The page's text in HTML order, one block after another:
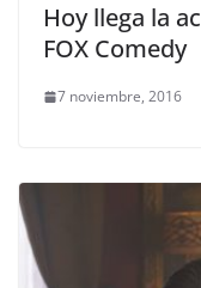
Hoy llega la
FOX Comedy
7 noviembre, 2016